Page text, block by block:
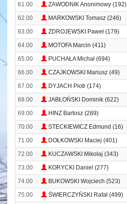
61.00
ZAWODNIK Anonimowy (192)
62.00
MARKOWSKI Tomasz (246)
63.00
ZDROJEWSKI Paweł (179)
64.00
MOTOFA Marcin (411)
65.00
PUCHAŁA Michał (694)
66.00
CZAJKOWSKI Mariusz (49)
67.00
DYJACH Piotr (174)
68.00 JABŁOŃSKI Dominik (622)
69.00
HINZ Bartosz (289)
70.00
STECKIEWICZ Edmund (16)
71.00 DOŁKOWSKI Maciej (401)
72.00
KUCZAWSKI Mikołaj (343)
73.00
KORYCKI Daniel (277)
74.00
BUKOWSKI Wojciech (523)
75.00
ŚWIERCZYŃSKI Rafał (499)